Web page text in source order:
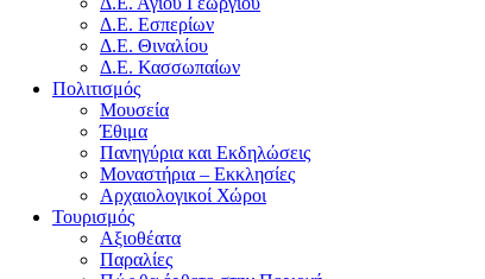
Δ.Ε. Εσπερίων
Δ.Ε. Θιναλίου
Δ.Ε. Κασσωπαίων
Πολιτισμός
Μουσεία
Έθιμα
Πανηγύρια και Εκδηλώσεις
Μοναστήρια – Εκκλησίες
Αρχαιολογικοί Χώροι
Τουρισμός
Αξιοθέατα
Παραλίες